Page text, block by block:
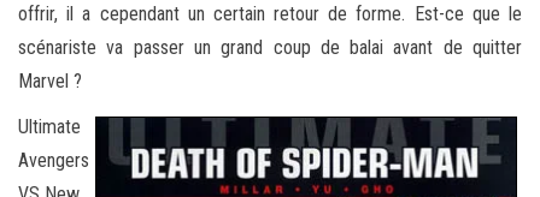
offrir, il a cependant un certain retour de forme. Est-ce que le
scénariste va passer un grand coup de balai avant de quitter
Marvel ?
Ultimate
Avengers